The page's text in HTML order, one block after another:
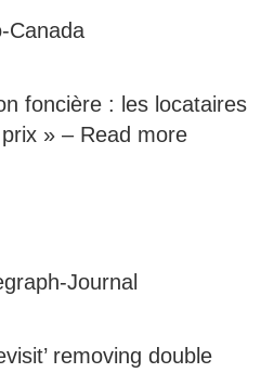
Canada
foncière : les locataires
» – Read more
Journal
removing double